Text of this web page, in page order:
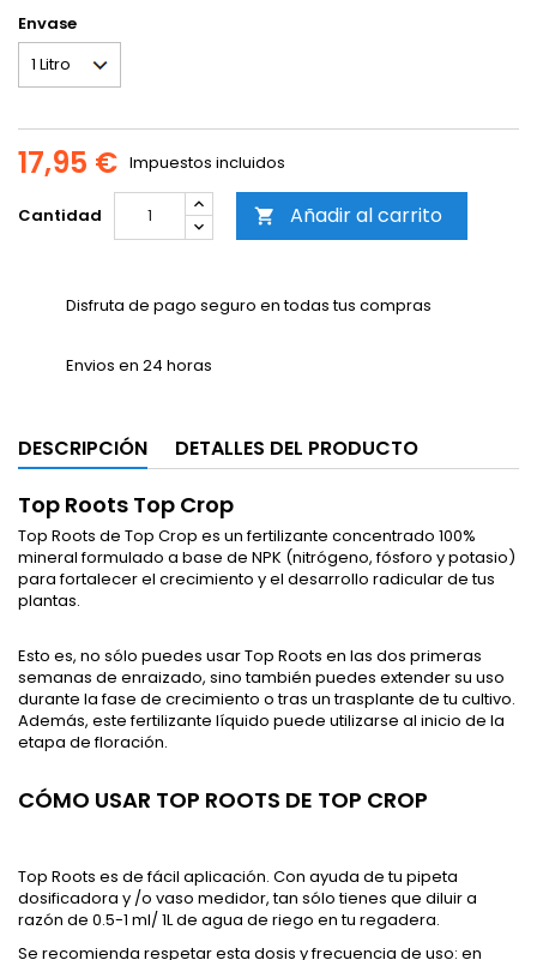
Envase
17,95 € Impuestos incluidos
Cantidad  Añadir al carrito
Disfruta de pago seguro en todas tus compras
Envios en 24 horas
DESCRIPCIÓN DETALLES DEL PRODUCTO
Top Roots Top Crop
Top Roots de Top Crop es un fertilizante concentrado 100%
mineral formulado a base de NPK (nitrógeno, fósforo y potasio)
para fortalecer el crecimiento y el desarrollo radicular de tus
plantas.
Esto es, no sólo puedes usar Top Roots en las dos primeras
semanas de enraizado, sino también puedes extender su uso
durante la fase de crecimiento o tras un trasplante de tu cultivo.
Además, este fertilizante líquido puede utilizarse al inicio de la
etapa de floración.
CÓMO USAR TOP ROOTS DE TOP CROP
Top Roots es de fácil aplicación. Con ayuda de tu pipeta
dosificadora y /o vaso medidor, tan sólo tienes que diluir a
razón de 0.5-1 ml/ 1L de agua de riego en tu regadera.
Se recomienda respetar esta dosis y frecuencia de uso: en